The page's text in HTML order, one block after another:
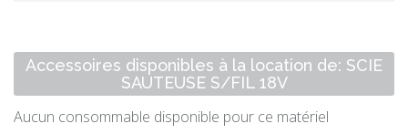
Accessoires disponibles à la location de: SCIE
SAUTEUSE S/FIL 18V
Aucun consommable disponible pour ce matériel